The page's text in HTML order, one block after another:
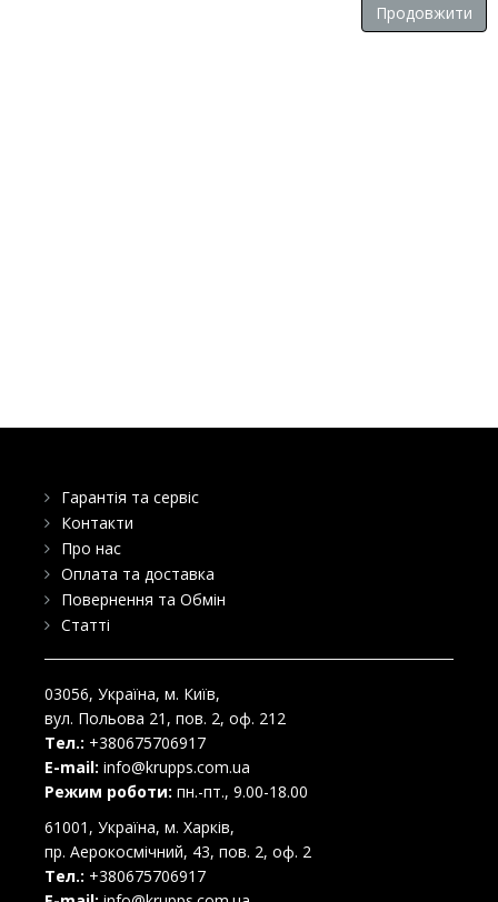
Продовжити
Гарантія та сервіс
Контакти
Про нас
Оплата та доставка
Повернення та Обмін
Статті
03056, Україна, м. Київ,
вул. Польова 21, пов. 2, оф. 212
Тел.: +380675706917
E-mail: info@krupps.com.ua
Режим роботи: пн.-пт., 9.00-18.00
61001 , Україна, м. Харків,
пр. Аерокосмічний, 43, пов. 2, оф. 2
Тел.: +380675706917